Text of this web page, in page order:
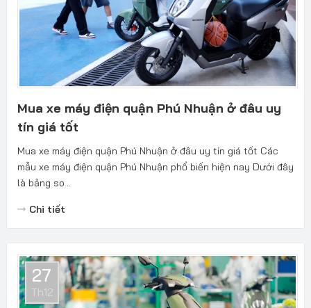
Mua xe máy điện quận Phú Nhuận ở đâu uy
tín giá tốt
Mua xe máy điện quận Phú Nhuận ở đâu uy tín giá tốt Các
mẫu xe máy điện quận Phú Nhuận phổ biến hiện nay Dưới đây
là bảng so...
Chi tiết
27
Th12